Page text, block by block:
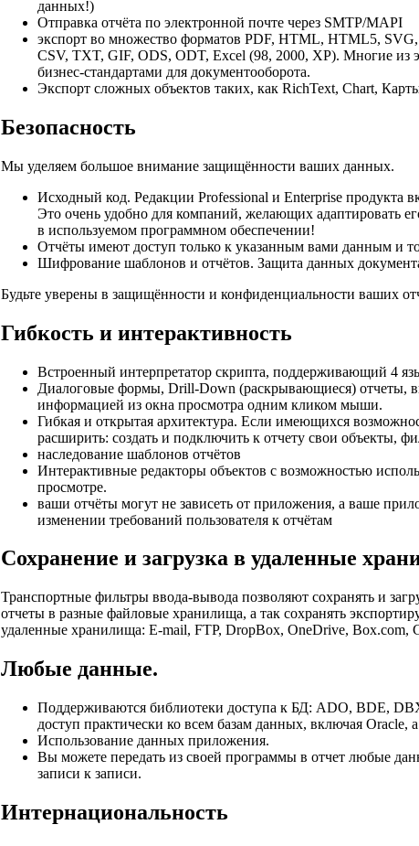
данных!)
Отправка отчёта по электронной почте через SMTP/MAPI
экспорт во множество форматов PDF, HTML, HTML5,
CSV, TXT, GIF, ODS, ODT, Excel (98, 2000, XP). Многие из
бизнес-стандартами для документооборота.
Экспорт сложных объектов таких, как RichText, Chart,
Безопасность
Мы уделяем большое внимание защищённости ваших данных.
Исходный код. Редакции Professional и Enterprise продукта
Это очень удобно для компаний, желающих адаптировать
в используемом программном обеспечении!
Отчёты имеют доступ только к указанным вами данным и
Шифрование шаблонов и отчётов. Защита данных
Будьте уверены в защищённости и конфиденциальности ваших
Гибкость и интерактивность
Встроенный интерпретатор скрипта, поддерживающий 4
Диалоговые формы, Drill-Down (раскрывающиеся) отчеты,
информацией из окна просмотра одним кликом мыши.
Гибкая и открытая архитектура. Если имеющихся
расширить: создать и подключить к отчету свои объекты,
наследование шаблонов отчётов
Интерактивные редакторы объектов с возможностью
просмотре.
ваши отчёты могут не зависеть от приложения, а ваше
изменении требований пользователя к отчётам
Сохранение и загрузка в удаленные
Транспортные фильтры ввода-вывода позволяют сохранять и
отчеты в разные файловые хранилища, а так сохранять
удаленные хранилища: E-mail, FTP, DropBox, OneDrive, Box.com,
Любые данные.
Поддерживаются библиотеки доступа к БД: ADO, BDE,
доступ практически ко всем базам данных, включая Oracle,
Использование данных приложения.
Вы можете передать из своей программы в отчет любые
записи к записи.
Интернациональность